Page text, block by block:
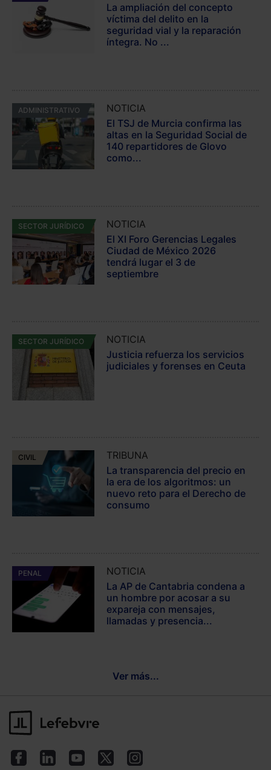
La ampliación del concepto
víctima del delito en la
seguridad vial y la reparación
íntegra. No ...
ADMINISTRATIVO
NOTICIA
El TSJ de Murcia confirma las
altas en la Seguridad Social de
140 repartidores de Glovo
como...
SECTOR JURÍDICO
NOTICIA
El XI Foro Gerencias Legales
Ciudad de México 2026
tendrá lugar el 3 de
septiembre
SECTOR JURÍDICO
NOTICIA
Justicia refuerza los servicios
judiciales y forenses en Ceuta
CIVIL
TRIBUNA
La transparencia del precio en
la era de los algoritmos: un
nuevo reto para el Derecho de
consumo
PENAL
NOTICIA
La AP de Cantabria condena a
un hombre por acosar a su
expareja con mensajes,
llamadas y presencia...
Ver más...